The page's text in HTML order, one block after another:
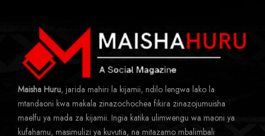
Maisha Huru, jarida mahiri la kijamii, ndilo lengwa lako la
mtandaoni kwa makala zinazochochea fikira zinazojumuisha
maelfu ya mada za kijamii. Ingia katika ulimwengu wa maoni ya
kufahamu, masimulizi ya kuvutia, na mitazamo mbalimbali